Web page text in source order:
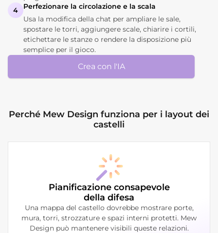
4
Perfezionare la circolazione e la scala
Usa la modifica della chat per ampliare le sale,
spostare le torri, aggiungere scale, chiarire i cortili,
etichettare le stanze o rendere la disposizione più
semplice per il gioco.
Crea con l'IA
Perché Mew Design funziona per i layout dei
castelli
Pianificazione consapevole
della difesa
Una mappa del castello dovrebbe mostrare porte,
mura, torri, strozzature e spazi interni protetti. Mew
Design può mantenere visibili queste relazioni.